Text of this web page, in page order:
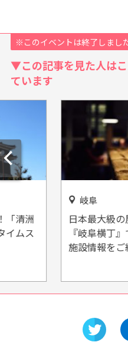
※このイベントは終了しまし
▼この記事を見た人は
ています
「清洲
イムス
岐阜
日本最大級
『岐阜横丁
施設情報をご